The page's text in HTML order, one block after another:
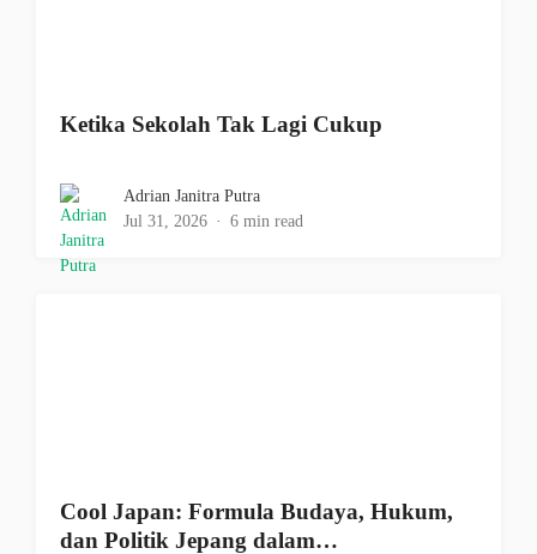
Ketika Sekolah Tak Lagi Cukup
Adrian Janitra Putra
Jul 31, 2026
6 min read
Cool Japan: Formula Budaya, Hukum,
dan Politik Jepang dalam…